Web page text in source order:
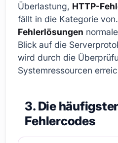
Überlastung, HTTP-
fällt in die Kategorie von.
Fehlerlösungen
Blick auf die
wird durch die
Systemressourcen
3. Die
Fehlercodes